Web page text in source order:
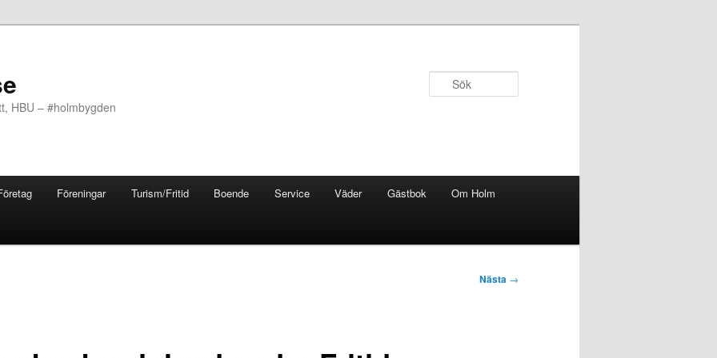
HBU – #holmbygden
Föreningar Turism/Fritid Boende Service Väder Gästbok Om Holm
Nästa →